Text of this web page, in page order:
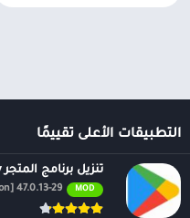
التطبيقات الأعلى تقييمًا
تنزيل برنامج المتجر play
MOD
47.0.13-29 MOD APK [No Root/All Devices/Full Version]